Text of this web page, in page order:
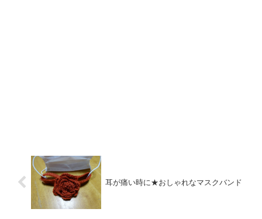
耳が痛い時に★おしゃれなマスクバンド